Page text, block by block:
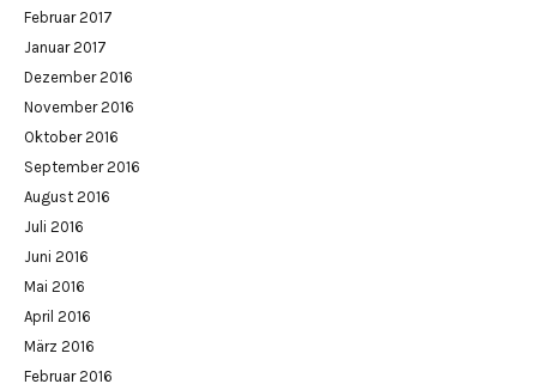
Februar 2017
Januar 2017
Dezember 2016
November 2016
Oktober 2016
September 2016
August 2016
Juli 2016
Juni 2016
Mai 2016
April 2016
März 2016
Februar 2016